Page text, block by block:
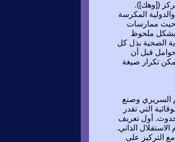
([وهك]).
المكرسة
حيث ممارسات
بشكل ملحوظ
لمقدمي الرعاية الصحية بذل كل
قبل أن
يمكن تكرار صيغة
السريري وصنع
التي تقدر
أول تعريف
الذاتي.
التركيز على